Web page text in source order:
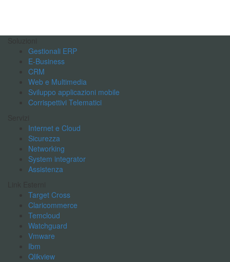
Gestionali ERP
E-Business
CRM
Web e Multimedia
Sviluppo applicazioni mobile
Corrispettivi Telematici
Internet e Cloud
Sicurezza
Networking
System integrator
Assistenza
Target Cross
Claricommerce
Temcloud
Watchguard
Vmware
Ibm
Qlikview